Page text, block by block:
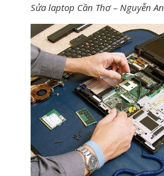
Sửa laptop Cần Thơ – Nguyễn An